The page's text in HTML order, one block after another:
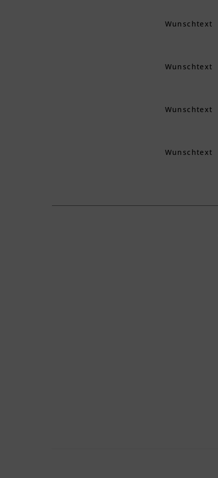
Wunschtext
Wunschtext
Wunschtext
Wunschtext